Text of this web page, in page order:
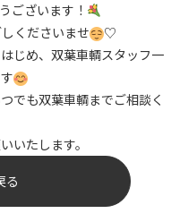
ざいます！
くださいませ
♡
じめ、双葉車輌スタッフ一
でも双葉車輌までご相談く
いたします。
る